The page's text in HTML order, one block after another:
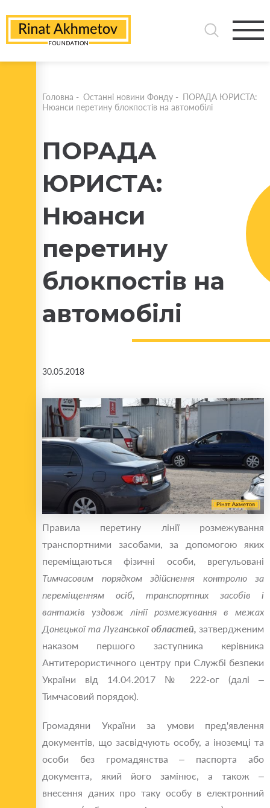
Головна - Останні новини Фонду - ПОРАДА ЮРИСТА:
Нюанси перетину блокпостів на автомобілі
ПОРАДА
ЮРИСТА:
Нюанси
перетину
блокпостів на
автомобілі
30.05.2018
Правила перетину лінії розмежування
транспортними засобами, за допомогою яких
переміщаються фізичні особи, врегульовані
Тимчасовим порядком здійснення контролю за
переміщенням осіб, транспортних засобів і
вантажів уздовж лінії розмежування в межах
Донецької та Луганськоїобластей, затвердженим
наказом першого заступника керівника
Антитерористичного центру при Службі безпеки
України від 14.04.2017 № 222-ог (далі –
Тимчасовий порядок).
Громадяни України за умови пред'явлення
документів, що засвідчують особу, а іноземці та
особи без громадянства – паспорта або
документа, який його замінює, а також –
внесення даних про таку особу в електронний